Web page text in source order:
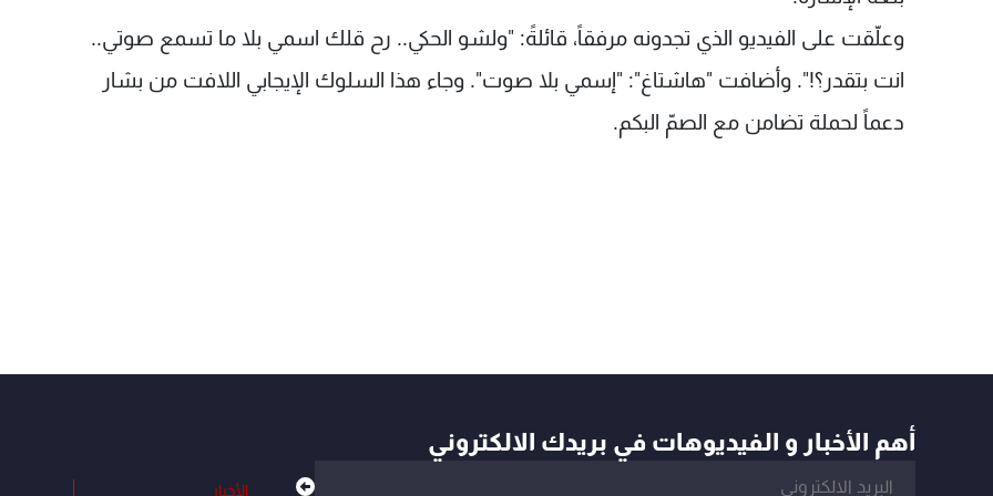
وعلّقت على الفيديو الذي تجدونه مرفقاً، قائلةً: "ولشو الحكي.. رح قلك اسمي بلا ما تسمع صوتي..
انت بتقدر؟!". وأضافت "هاشتاغ": "إسمي بلا صوت". وجاء هذا السلوك الإيجابي اللافت من بشار
دعماً لحملة تضامن مع الصمّ البكم.
أهم الأخبار و الفيديوهات في بريدك الالكتروني
الأخبار